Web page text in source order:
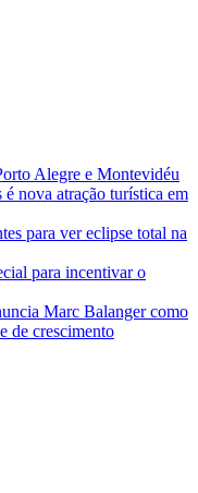
Alegre e Montevidéu
nova atração turística em
para ver eclipse total na
para incentivar o
Marc Balanger como
de crescimento